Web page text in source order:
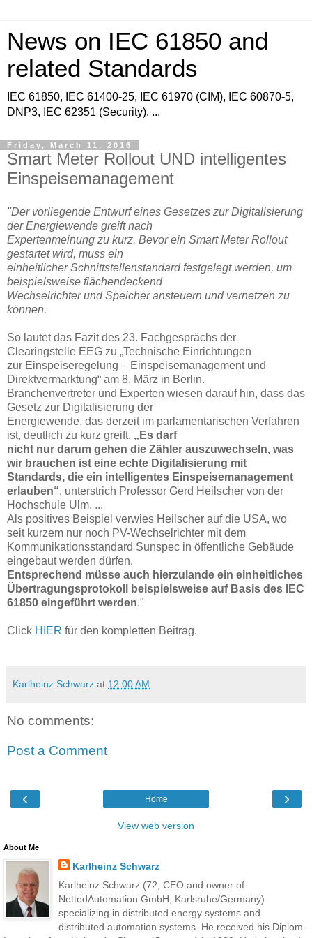
News on IEC 61850 and
related Standards
IEC 61850, IEC 61400-25, IEC 61970 (CIM), IEC 60870-5,
DNP3, IEC 62351 (Security), ...
Friday, March 11, 2016
Smart Meter Rollout UND intelligentes
Einspeisemanagement
"Der vorliegende Entwurf eines Gesetzes zur Digitalisierung
der Energiewende greift nach
Expertenmeinung zu kurz. Bevor ein Smart Meter Rollout
gestartet wird, muss ein
einheitlicher Schnittstellenstandard festgelegt werden, um
beispielsweise flächendeckend
Wechselrichter und Speicher ansteuern und vernetzen zu
können.
So lautet das Fazit des 23. Fachgesprächs der
Clearingstelle EEG zu „Technische Einrichtungen
zur Einspeiseregelung – Einspeisemanagement und
Direktvermarktung“ am 8. März in Berlin.
Branchenvertreter und Experten wiesen darauf hin, dass das
Gesetz zur Digitalisierung der
Energiewende, das derzeit im parlamentarischen Verfahren
ist, deutlich zu kurz greift. „Es darf
nicht nur darum gehen die Zähler auszuwechseln, was
wir brauchen ist eine echte Digitalisierung mit
Standards, die ein intelligentes Einspeisemanagement
erlauben“, unterstrich Professor Gerd Heilscher von der
Hochschule Ulm. ...
Als positives Beispiel verwies Heilscher auf die USA, wo
seit kurzem nur noch PV-Wechselrichter mit dem
Kommunikationsstandard Sunspec in öffentliche Gebäude
eingebaut werden dürfen.
Entsprechend müsse auch hierzulande ein einheitliches
Übertragungsprotokoll beispielsweise auf Basis des IEC
61850 eingeführt werden."
Click HIER für den kompletten Beitrag.
Karlheinz Schwarz at 12:00 AM
No comments:
Post a Comment
‹ ›
Home
View web version
About Me
Karlheinz Schwarz
Karlheinz Schwarz (72, CEO and owner of
NettedAutomation GmbH; Karlsruhe/Germany)
specializing in distributed energy systems and
distributed automation systems. He received his Diplom-